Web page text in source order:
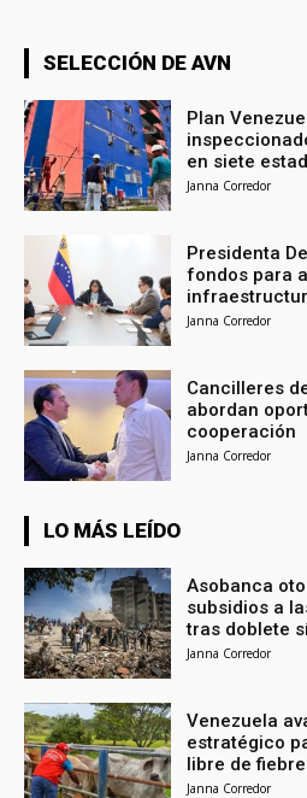
SELECCIÓN DE AVN
Plan
en siete
Janna Corredor
Presidenta
fondos para
Janna Corredor
Cancilleres
abordan
cooperación
Janna Corredor
LO MÁS LEÍDO
Asobanca
subsidios a
tras doblete
Janna Corredor
Venezuela
estratégico
libre de
Janna Corredor